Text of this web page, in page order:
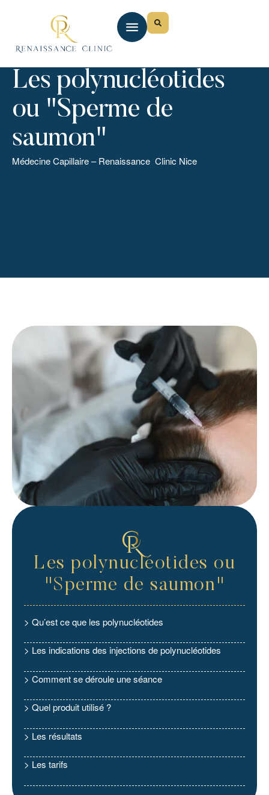
Les polynucléotides
ou "Sperme de
saumon"
Médecine Capillaire – Renaissance Clinic Nice
Les polynucléotides ou
"Sperme de saumon"
> Qu’est ce que les polynucléotides
> Les indications des injections de polynucléotides
> Comment se déroule une séance
> Quel produit utilisé ?
> Les résultats
> Les tarifs